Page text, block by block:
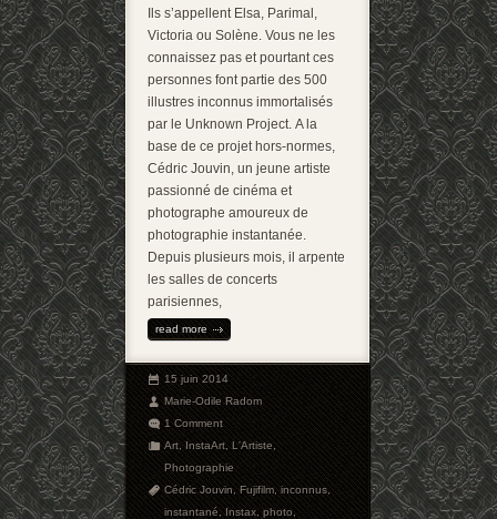
Ils s’appellent Elsa, Parimal,
Victoria ou Solène. Vous ne les
connaissez pas et pourtant ces
personnes font partie des 500
illustres inconnus immortalisés
par le Unknown Project. A la
base de ce projet hors-normes,
Cédric Jouvin, un jeune artiste
passionné de cinéma et
photographe amoureux de
photographie instantanée.
Depuis plusieurs mois, il arpente
les salles de concerts
parisiennes,
read more
15 juin 2014
Marie-Odile Radom
1 Comment
Art,InstaArt,L'Artiste,
Photographie
Cédric Jouvin,Fujifilm,inconnus,
instantané,Instax,photo,